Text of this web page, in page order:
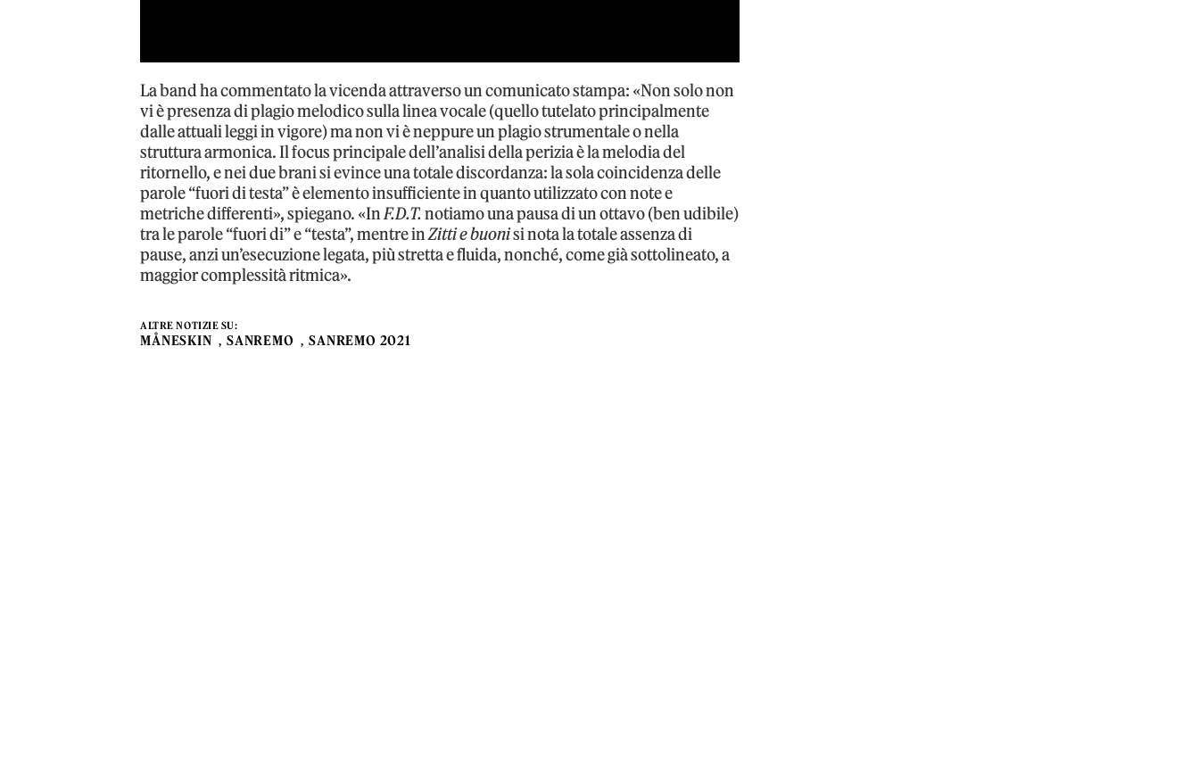
La band ha commentato la vicenda attraverso un comunicato stampa: «Non solo non
vi è presenza di plagio melodico sulla linea vocale (quello tutelato principalmente
dalle attuali leggi in vigore) ma non vi è neppure un plagio strumentale o nella
struttura armonica. Il focus principale dell’analisi della perizia è la melodia del
ritornello, e nei due brani si evince una totale discordanza: la sola coincidenza delle
parole “fuori di testa” è elemento insufficiente in quanto utilizzato con note e
metriche differenti», spiegano. «InF.D.T.notiamo una pausa di un ottavo (ben udibile)
tra le parole “fuori di” e “testa”, mentre inZitti e buonisi nota la totale assenza di
pause, anzi un’esecuzione legata, più stretta e fluida, nonché, come già sottolineato, a
maggior complessità ritmica».
ALTRE NOTIZIE SU:
MÅNESKIN SANREMO SANREMO 2021